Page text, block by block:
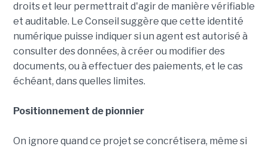
droits et leur permettrait d'agir de manière vérifiable
et auditable. Le Conseil suggère que cette identité
numérique puisse indiquer si un agent est autorisé à
consulter des données, à créer ou modifier des
documents, ou à effectuer des paiements, et le cas
échéant, dans quelles limites.
Positionnement de pionnier
On ignore quand ce projet se concrétisera, même si